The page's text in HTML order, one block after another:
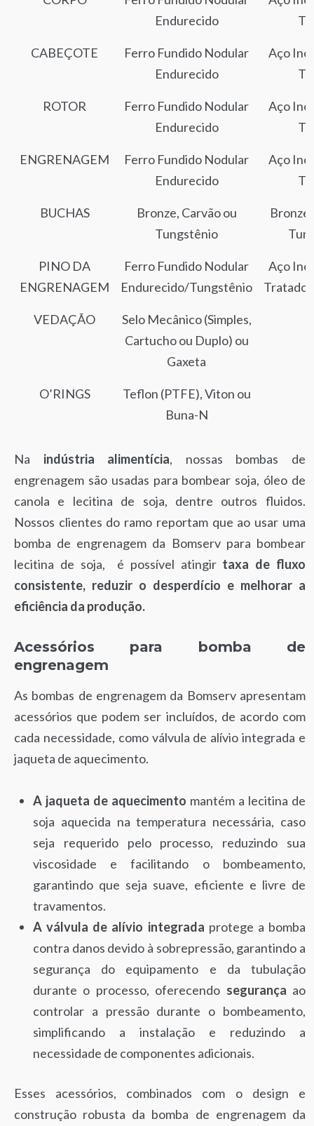
Endurecido
CABEÇOTE
Ferro Fundido Nodular
Endurecido
Aço
ROTOR
Ferro Fundido Nodular
Endurecido
Aço
ENGRENAGEM
Ferro Fundido Nodular
Endurecido
Aço
BUCHAS
Bronze, Carvão ou
Tungstênio
PINO DA
ENGRENAGEM
Ferro Fundido Nodular
Endurecido/Tungstênio
Aço
VEDAÇÃO
Selo Mecânico (Simples,
Cartucho ou Duplo) ou
Gaxeta
O’RINGS
Teflon (PTFE), Viton ou
Buna-N
Na indústria alimentícia, nossas bombas de
engrenagem são usadas para bombear soja, óleo de
canola e lecitina de soja, dentre outros fluidos.
Nossos clientes do ramo reportam que ao usar uma
bomba de engrenagem da Bomserv para bombear
lecitina de soja, é possível atingirtaxa de fluxo
consistente, reduzir o desperdício e melhorar a
eficiência da produção.
Acessórios para bomba de
engrenagem
As bombas de engrenagem da Bomserv apresentam
acessórios que podem ser incluídos, de acordo com
cada necessidade, como válvula de alívio integrada e
jaqueta de aquecimento.
A jaqueta de aquecimento mantém a lecitina de
soja aquecida na temperatura necessária, caso
seja requerido pelo processo, reduzindo sua
viscosidade e facilitando o bombeamento,
garantindo que seja suave, eficiente e livre de
travamentos.
A válvula de alívio integrada protege a bomba
contra danos devido à sobrepressão, garantindo a
segurança do equipamento e da tubulação
durante o processo, oferecendo segurança ao
controlar a pressão durante o bombeamento,
simplificando a instalação e reduzindo a
necessidade de componentes adicionais.
Esses acessórios, combinados com o design e
construção robusta da bomba de engrenagem da